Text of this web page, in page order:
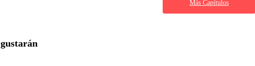
que luce bien.
¡Fue traición!—Me sorprende que vaya a decir esto —interviene
Harry tiene razón, eso es traición, Leah, ahora debe ser considerado como
Lucas volverá con nosotrosNo lograba comprender cómo es que ella pudiera
Más Capítulos